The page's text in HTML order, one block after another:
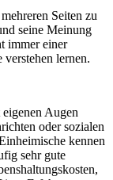
Seiten zu
seine Meinung
immer einer
lernen.
Augen
oder sozialen
kennen
sehr gute